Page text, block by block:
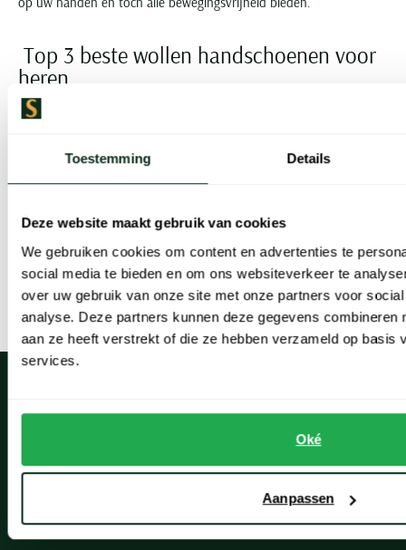
Toestemming Details
Deze website maakt gebruik van cookies
We gebruiken cookies om content en advertenties te
social media te bieden en om ons websiteverkeer te
over uw gebruik van onze site met onze partners voor
analyse. Deze partners kunnen deze gegevens combineren
aan ze heeft verstrekt of die ze hebben verzameld op basis
services.
Oké
Aanpassen
Top 3 beste wollen handschoenen voor
heren
Ontdek de verschillende modellen uit de nieuwe collecties van
Laimbock.
Handschoenen Laimbock Sheffield zwart geitenleder
Handschoenen Laimbock Eton zwart nappaleer
Veelgestelde vragen